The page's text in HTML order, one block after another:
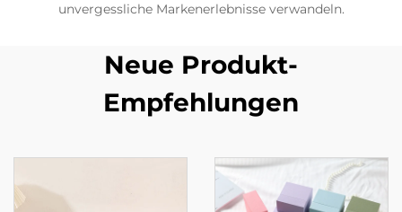
unvergessliche Markenerlebnisse verwandeln.
Neue Produkt-
Empfehlungen